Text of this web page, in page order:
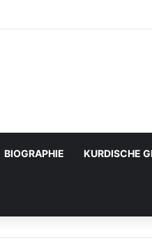
BIOGRAPHIE KURDISCHE